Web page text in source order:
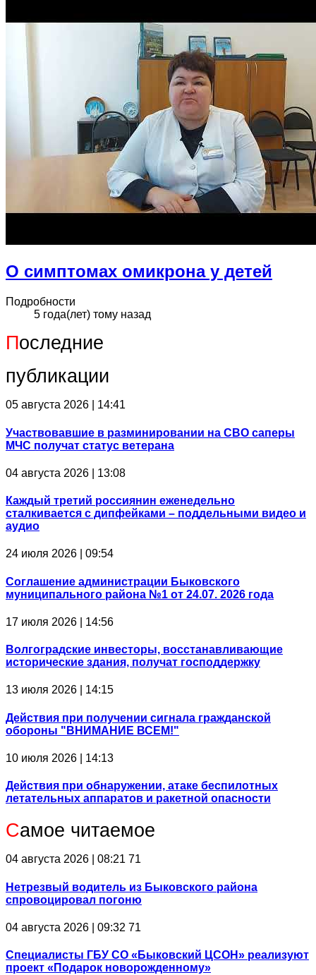
О симптомах омикрона у детей
Подробности
5 года(лет) тому назад
Последние
публикации
05 августа 2026 | 14:41
Участвовавшие в разминировании на СВО саперы
МЧС получат статус ветерана
04 августа 2026 | 13:08
Каждый третий россиянин еженедельно
сталкивается с дипфейками – поддельными видео и
аудио
24 июля 2026 | 09:54
Соглашение администрации Быковского
муниципального района №1 от 24.07. 2026 года
17 июля 2026 | 14:56
Волгоградские инвесторы, восстанавливающие
исторические здания, получат господдержку
13 июля 2026 | 14:15
Действия при получении сигнала гражданской
обороны "ВНИМАНИЕ ВСЕМ!"
10 июля 2026 | 14:13
Действия при обнаружении, атаке беспилотных
летательных аппаратов и ракетной опасности
Самое читаемое
04 августа 2026 | 08:21 71
Нетрезвый водитель из Быковского района
спровоцировал погоню
04 августа 2026 | 09:32 71
Специалисты ГБУ СО «Быковский ЦСОН» реализуют
проект «Подарок новорожденному»